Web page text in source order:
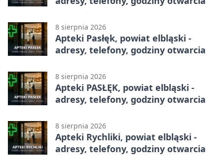
8 sierpnia 2026
Apteki Pasłęk, powiat elbląski -
adresy, telefony, godziny otwarcia
8 sierpnia 2026
Apteki PASŁĘK, powiat elbląski -
adresy, telefony, godziny otwarcia
8 sierpnia 2026
Apteki Rychliki, powiat elbląski -
adresy, telefony, godziny otwarcia